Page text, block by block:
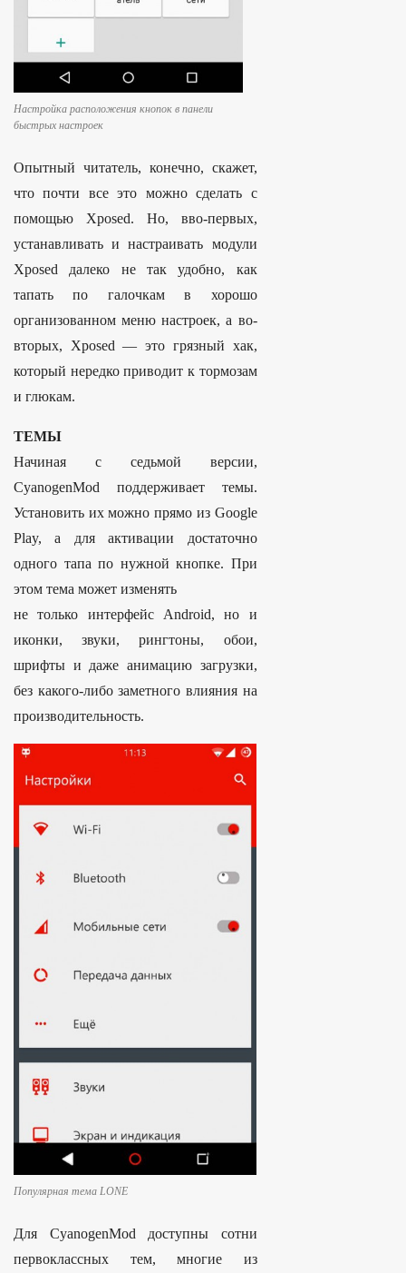
Настройка расположения кнопок в панели
быстрых настроек
Опытный читатель, конечно, скажет,
что почти все это можно сделать с
помощью Xposed. Но, вво-первых,
устанавливать и настраивать модули
Xposed далеко не так удобно, как
тапать по галочкам в хорошо
организованном меню настроек, а во-
вторых, Xposed — это грязный хак,
который нередко приводит к тормозам
и глюкам.
ТЕМЫ
Начиная с седьмой версии,
CyanogenMod поддерживает темы.
Установить их можно прямо из Google
Play, а для активации достаточно
одного тапа по нужной кнопке. При
этом тема может изменять
не только интерфейс Android, но и
иконки, звуки, рингтоны, обои,
шрифты и даже анимацию загрузки,
без какого-либо заметного влияния на
производительность.
Популярная тема LONE
Для CyanogenMod доступны сотни
первоклассных тем, многие из